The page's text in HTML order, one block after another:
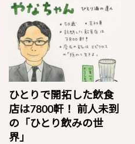
ひとりで開拓した飲食
店は7800軒！ 前人未到
の「ひとり飲みの世
界」